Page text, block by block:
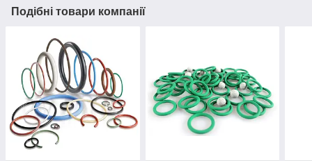
Подібні товари компанії